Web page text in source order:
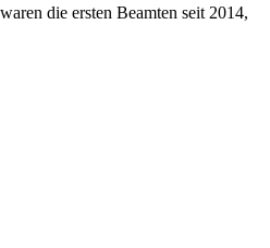
die ersten Beamten seit 2014,